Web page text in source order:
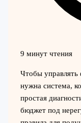
9 минут чтения
Чтобы управлять
нужна система,
простая
бюджет под